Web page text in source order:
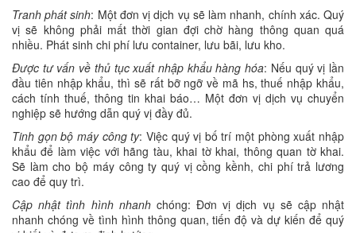
Tranh phát sinh: Một đơn vị dịch vụ sẽ làm nhanh, chính xác. Quý
vị sẽ không phải mất thời gian đợi chờ hàng thông quan quá
nhiều. Phát sinh chi phí lưu container, lưu bãi, lưu kho.
Được tư vấn về thủ tục xuất nhập khẩu hàng hóa: Nếu quý vị lần
đầu tiên nhập khẩu, thì sẽ rất bỡ ngỡ về mã hs, thuế nhập khẩu,
cách tính thuế, thông tin khai báo… Một đơn vị dịch vụ chuyển
nghiệp sẽ hướng dẫn quý vị đầy đủ.
Tinh gọn bộ máy công ty: Việc quý vị bố trí một phòng xuất nhập
khẩu để làm việc với hãng tàu, khai tờ khai, thông quan tờ khai.
Sẽ làm cho bộ máy công ty quý vị cồng kềnh, chi phí trả lương
cao để quy trì.
Cập nhật tình hình nhanhchóng: Đơn vị dịch vụ sẽ cập nhật
nhanh chóng về tình hình thông quan, tiến độ và dự kiến để quý